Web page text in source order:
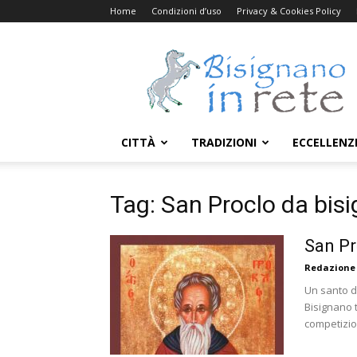
Home Condizioni d’uso Privacy & Cookies Policy
Bisignanoinrete.com
CITTÀ TRADIZIONI
Tag: San Proclo da
San
Redazione
Un santo
Bisignano